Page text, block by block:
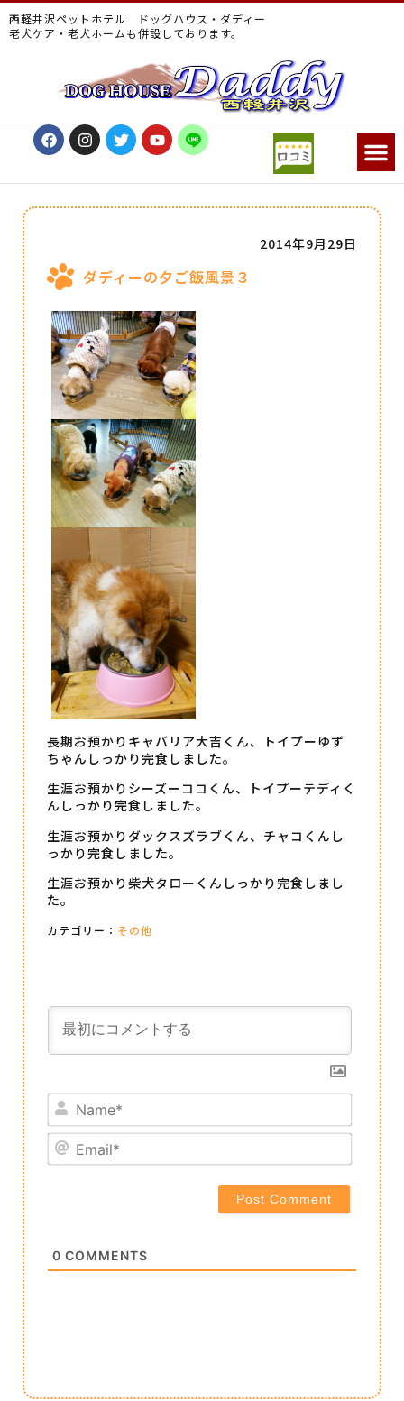
西軽井沢ペットホテル ドッグハウス・ダディー
老犬ケア・老犬ホームも併設しております。
ダディーの夕ご飯風景３
2014年9月29日
長期お預かりキャバリア大吉くん、トイプーゆず
ちゃんしっかり完食しました。
生涯お預かりシーズーココくん、トイプーテディく
んしっかり完食しました。
生涯お預かりダックスズラブくん、チャコくんし
っかり完食しました。
生涯お預かり柴犬タローくんしっかり完食しまし
た。
カテゴリー： その他
Name*
Email*
0 COMMENTS